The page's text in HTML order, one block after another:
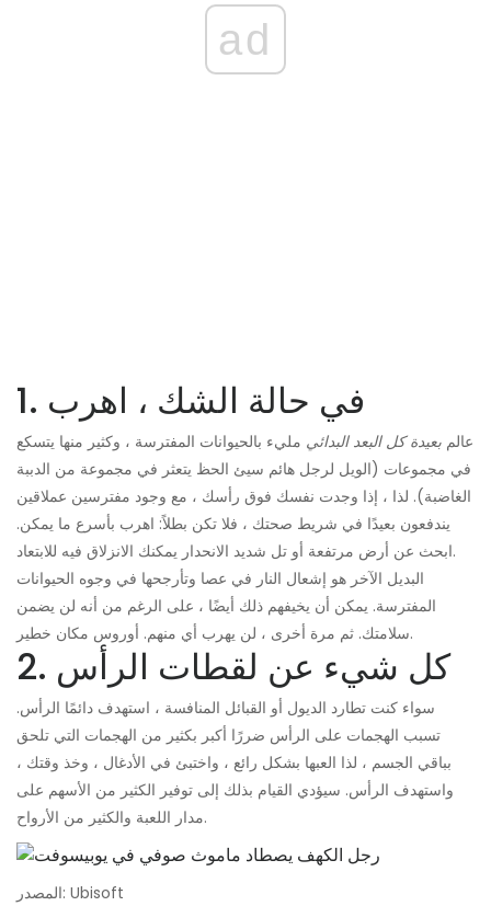
ad
1. في حالة الشك ، اهرب
عالم بعيدة كل البعد البدائي مليء بالحيوانات المفترسة ، وكثير منها يتسكع
في مجموعات (الويل لرجل هائم سيئ الحظ يتعثر في مجموعة من الدببة
الغاضبة). لذا ، إذا وجدت نفسك فوق رأسك ، مع وجود مفترسين عملاقين
يندفعون بعيدًا في شريط صحتك ، فلا تكن بطلاً: اهرب بأسرع ما يمكن.
ابحث عن أرض مرتفعة أو تل شديد الانحدار يمكنك الانزلاق فيه للابتعاد.
البديل الآخر هو إشعال النار في عصا وتأرجحها في وجوه الحيوانات
المفترسة. يمكن أن يخيفهم ذلك أيضًا ، على الرغم من أنه لن يضمن
سلامتك. ثم مرة أخرى ، لن يهرب أي منهم. أوروس مكان خطير.
2. كل شيء عن لقطات الرأس
سواء كنت تطارد الديول أو القبائل المنافسة ، استهدف دائمًا الرأس.
تسبب الهجمات على الرأس ضررًا أكبر بكثير من الهجمات التي تلحق
بباقي الجسم ، لذا العبها بشكل رائع ، واختبئ في الأدغال ، وخذ وقتك ،
واستهدف الرأس. سيؤدي القيام بذلك إلى توفير الكثير من الأسهم على
مدار اللعبة والكثير من الأرواح.
المصدر: Ubisoft